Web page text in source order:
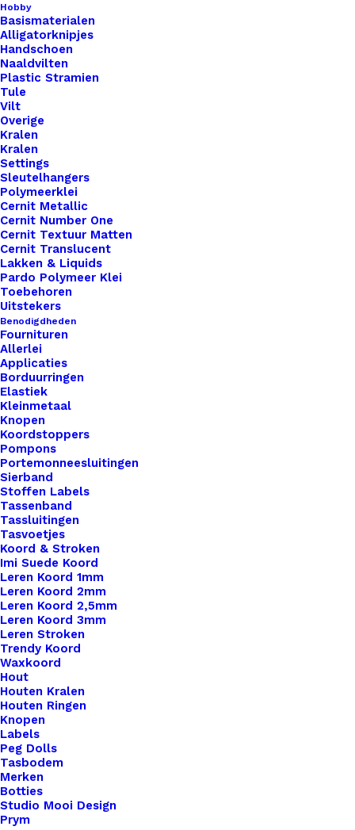
Hobby
Basismaterialen
Alligatorknipjes
Handschoen
Naaldvilten
Plastic Stramien
Tule
Vilt
Overige
Kralen
Kralen
Settings
Sleutelhangers
Polymeerklei
Cernit Metallic
Cernit Number One
Cernit Textuur Matten
Cernit Translucent
Lakken & Liquids
Pardo Polymeer Klei
Toebehoren
Uitstekers
Benodigdheden
Fournituren
Allerlei
Applicaties
Borduurringen
Elastiek
Kleinmetaal
Knopen
Koordstoppers
Pompons
Portemonneesluitingen
Sierband
Stoffen Labels
Tassenband
Tassluitingen
Tasvoetjes
Koord & Stroken
Imi Suede Koord
Leren Koord 1mm
Leren Koord 2mm
Leren Koord 2,5mm
Leren Koord 3mm
Leren Stroken
Trendy Koord
Waxkoord
Hout
Houten Kralen
Houten Ringen
Knopen
Labels
Peg Dolls
Tasbodem
Merken
Botties
Studio Mooi Design
Prym
€
Limited Edition Naturel Groot
€11,95